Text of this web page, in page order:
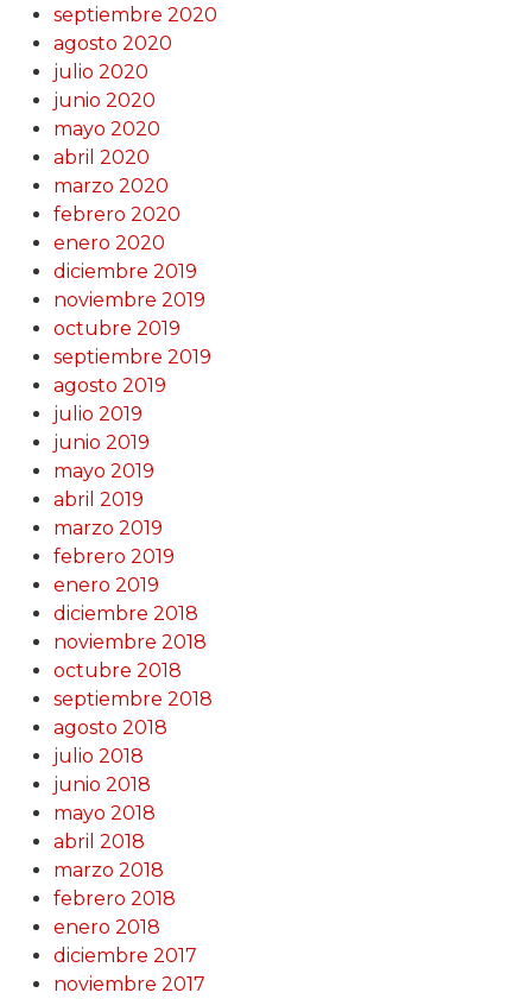
septiembre 2020
agosto 2020
julio 2020
junio 2020
mayo 2020
abril 2020
marzo 2020
febrero 2020
enero 2020
diciembre 2019
noviembre 2019
octubre 2019
septiembre 2019
agosto 2019
julio 2019
junio 2019
mayo 2019
abril 2019
marzo 2019
febrero 2019
enero 2019
diciembre 2018
noviembre 2018
octubre 2018
septiembre 2018
agosto 2018
julio 2018
junio 2018
mayo 2018
abril 2018
marzo 2018
febrero 2018
enero 2018
diciembre 2017
noviembre 2017